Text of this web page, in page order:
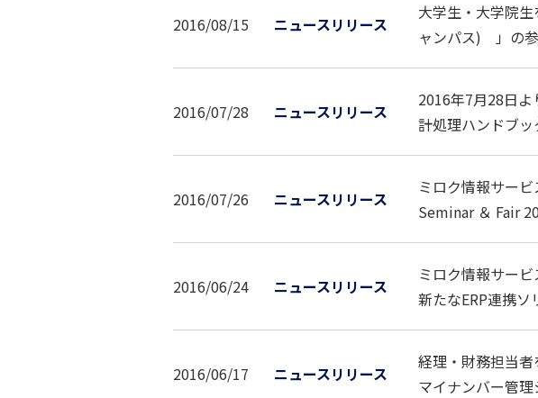
2016/08/15 ニュースリリース
大学生・大学院
ャンパス) 」の
2016/07/28 ニュースリリース
2016年7月28日
計処理ハンドブッ
2016/07/26 ニュースリリース
ミロク情報サー
Seminar ＆ Fair
2016/06/24 ニュースリリース
ミロク情報サー
新たなERP連携
2016/06/17 ニュースリリース
経理・財務担当
マイナンバー管